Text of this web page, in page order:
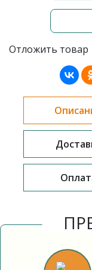
Отложить товар